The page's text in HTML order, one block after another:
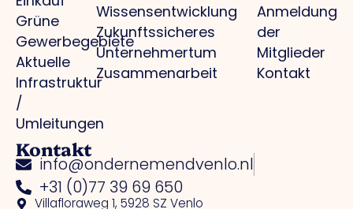
Grüne
Gewerbegebiete
Aktuelle
Infrastruktur
/
Umleitungen
Wissensentwicklung
Zukunftssicheres
Unternehmertum
Zusammenarbeit
Anmeldung
der
Mitglieder
Kontakt
Kontakt
info@ondernemendvenlo.nl
+31 (0)77 39 69 650
Villafloraweg 1, 5928 SZ Venlo